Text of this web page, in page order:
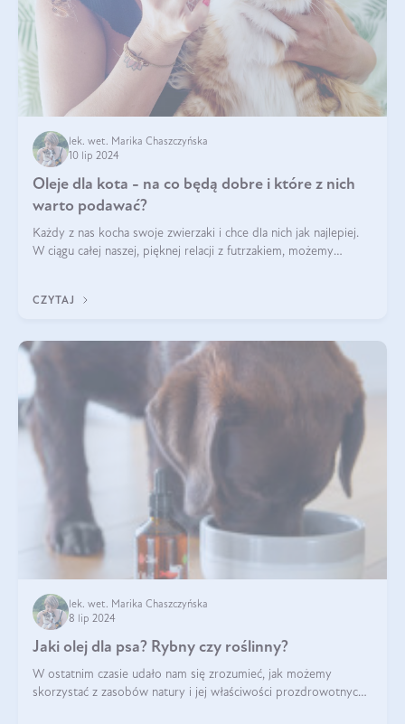
lek. wet. Marika Chaszczyńska
10 lip 2024
Oleje dla kota - na co będą dobre i które z nich
warto podawać?
Każdy z nas kocha swoje zwierzaki i chce dla nich jak najlepiej.
W ciągu całej naszej, pięknej relacji z futrzakiem, możemy
CZYTAJ
lek. wet. Marika Chaszczyńska
8 lip 2024
Jaki olej dla psa? Rybny czy roślinny?
W ostatnim czasie udało nam się zrozumieć, jak możemy
skorzystać z zasobów natury i jej właściwości prozdrowotnych,